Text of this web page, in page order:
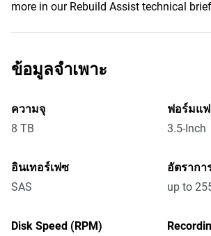
more in our Rebuild Assist technical
ข้อมูลจำเพาะ
ความจุ
8 TB
ฟอร์มแฟ
3.5-Inch
อินเทอร์เฟซ
SAS
อัตรากา
up to
Disk Speed (RPM)